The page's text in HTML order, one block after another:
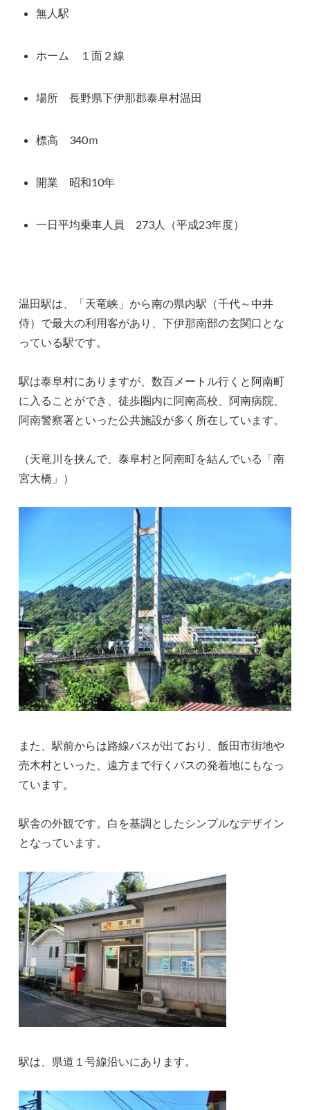
無人駅
ホーム １面２線
場所 長野県下伊那郡泰阜村温田
標高 340ｍ
開業 昭和10年
一日平均乗車人員 273人（平成23年度）
温田駅は、「天竜峡」から南の県内駅（千代～中井
侍）で最大の利用客があり、下伊那南部の玄関口とな
っている駅です。
駅は泰阜村にありますが、数百メートル行くと阿南町
に入ることができ、徒歩圏内に阿南高校、阿南病院、
阿南警察署といった公共施設が多く所在しています。
（天竜川を挟んで、泰阜村と阿南町を結んでいる「南
宮大橋」）
また、駅前からは路線バスが出ており、飯田市街地や
売木村といった、遠方まで行くバスの発着地にもなっ
ています。
駅舎の外観です。白を基調としたシンプルなデザイン
となっています。
駅は、県道１号線沿いにあります。